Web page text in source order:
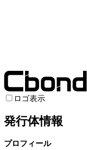
ロゴ表示
発行体情報
プロフィール